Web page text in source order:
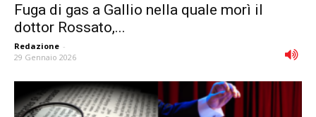
Fuga di gas a Gallio nella quale morì il
dottor Rossato,...
Redazione -
29 Gennaio 2026